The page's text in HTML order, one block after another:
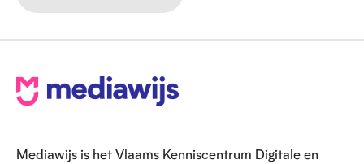
V
o
e
Mediawijs is het Vlaams Kenniscentrum Digitale en